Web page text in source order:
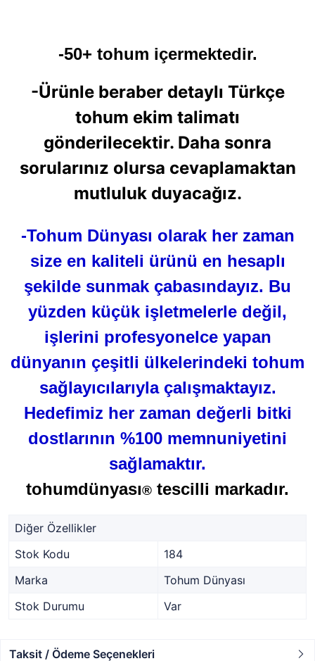
-50+ tohum içermektedir.
-Ürünle beraber detaylı Türkçe
tohum ekim talimatı
gönderilecektir. Daha sonra
sorularınız olursa cevaplamaktan
mutluluk duyacağız.
-Tohum Dünyası olarak her zaman
size en kaliteli ürünü en hesaplı
şekilde sunmak çabasındayız. Bu
yüzden küçük işletmelerle değil,
işlerini profesyonelce yapan
dünyanın çeşitli ülkelerindeki tohum
sağlayıcılarıyla çalışmaktayız.
Hedefimiz her zaman değerli bitki
dostlarının %100 memnuniyetini
sağlamaktır.
tohumdünyası® tescilli markadır.
Diğer Özellikler
Stok Kodu
184
Marka
Tohum Dünyası
Stok Durumu
Var
Taksit / Ödeme Seçenekleri